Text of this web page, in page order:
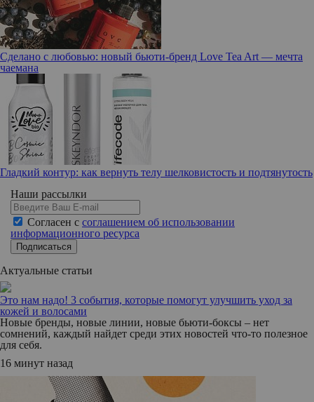
Сделано с любовью: новый бьюти-бренд Love Tea Art — мечта
чаемана
Гладкий контур: как вернуть телу шелковистость и подтянутость
Наши рассылки
Согласен с соглашением об использовании
информационного ресурса
Подписаться
Актуальные статьи
Это нам надо! 3 события, которые помогут улучшить уход за
кожей и волосами
Новые бренды, новые линии, новые бьюти-боксы – нет
сомнений, каждый найдет среди этих новостей что-то полезное
для себя.
16 минут назад